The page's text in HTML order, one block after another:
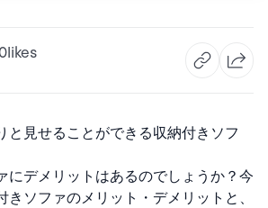
likes
と見せることができる収納付きソフ
にデメリットはあるのでしょうか？ 今
きソファのメリット・デメリットと、